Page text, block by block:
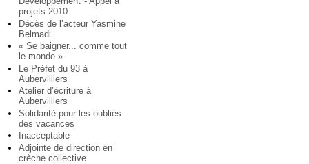
projets 2010
Décès de l’acteur Yasmine
Belmadi
« Se baigner... comme tout
le monde »
Le Préfet du 93 à
Aubervilliers
Atelier d’écriture à
Aubervilliers
Solidarité pour les oubliés
des vacances
Inacceptable
Adjointe de direction en
crèche collective